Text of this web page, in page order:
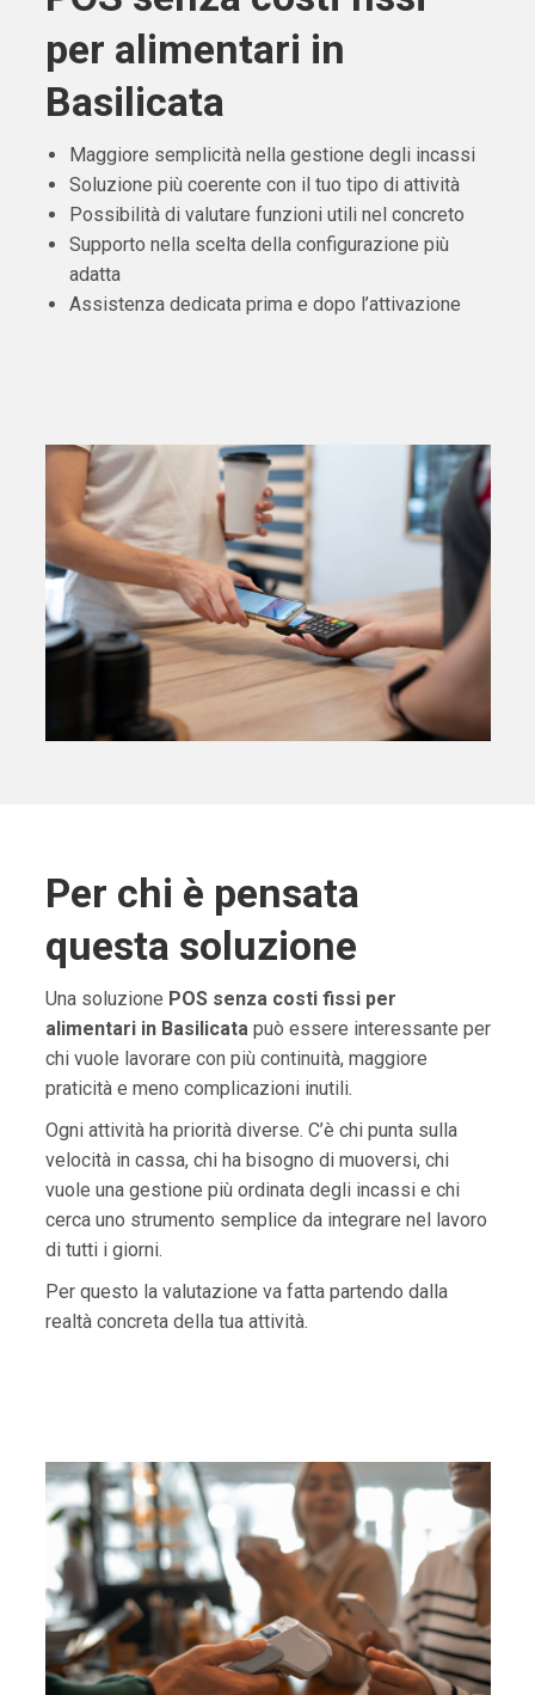
per alimentari in
Basilicata
Maggiore semplicità nella gestione degli incassi
Soluzione più coerente con il tuo tipo di attività
Possibilità di valutare funzioni utili nel concreto
Supporto nella scelta della configurazione più
adatta
Assistenza dedicata prima e dopo l’attivazione
Per chi è pensata
questa soluzione
Una soluzione POS senza costi fissi per
alimentari in Basilicatapuò essere interessante per
chi vuole lavorare con più continuità, maggiore
praticità e meno complicazioni inutili.
Ogni attività ha priorità diverse. C’è chi punta sulla
velocità in cassa, chi ha bisogno di muoversi, chi
vuole una gestione più ordinata degli incassi e chi
cerca uno strumento semplice da integrare nel lavoro
di tutti i giorni.
Per questo la valutazione va fatta partendo dalla
realtà concreta della tua attività.